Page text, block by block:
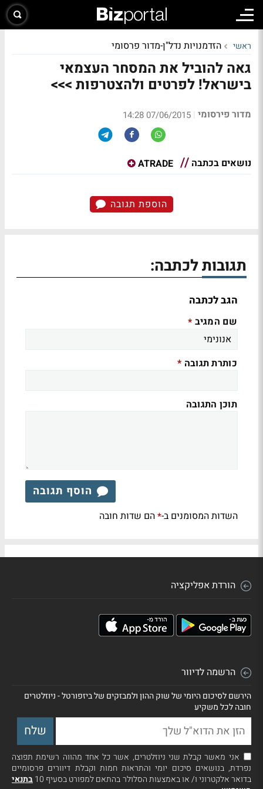
ראשי הזדמנויות נדל"ן-מדור פרסומי
גאה להוביל את המסחר העצמאי
בישראל! לפרטים ולהצטרפות >>>
מדור פירסומי |
07/06/2015 14:28
נושאים בכתבה ATRADE
הוספת תגובה
תגובות לכתבה:
הגב לכתבה
שם המגיב *
כותרת תגובה *
תוכן התגובה
הוסף תגובה
השדות המסומנים ב-*הם שדות חובה
הורדת אפליקציה
הרשמה לדיוור
הירשם לסיכום היומי של שוק ההון ולמבזקים של ביזפורטל - ניוזלטרים
חובה לכל משקיע
אני מאשר קבלת שני ניוזלטרים, אשר כל אחד מהווה רשימת תפוצה
נפרדת, בנושאים סיכום יומי והתראות חמות וקבלת דיוורים פרסומיים
בדואר אלקטרוני ו/ או באמצעות הסלולר בהתאם למפורט בסעיף 10
בתנאי